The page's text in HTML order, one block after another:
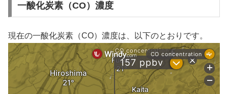
一酸化炭素（CO）濃度
現在の一酸化炭素（CO）濃度は、以下のとおりです。